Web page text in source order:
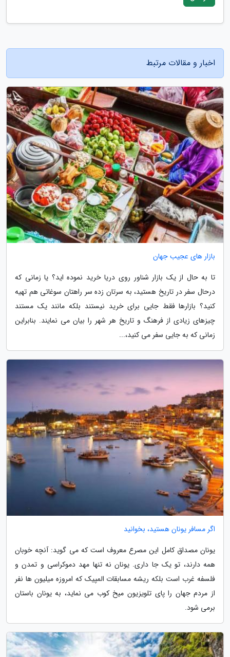
اخبار و مقالات مرتبط
بازار های عجیب جهان
تا به حال از یک بازار شناور روی دریا خرید نموده اید؟ یا زمانی که
درحال سفر در تاریخ هستید، به سرتان زده سر راهتان سوغاتی هم تهیه
کنید؟ بازارها فقط جایی برای خرید نیستند بلکه مانند یک مستند
چیزهای زیادی از فرهنگ و تاریخ هر شهر را بیان می نمایند. بنابراین
زمانی که به جایی سفر می کنید،...
اگر مسافر یونان هستید، بخوانید
یونان مصداق کامل این مصرع معروف است که می گوید: آنچه خوبان
همه دارند، تو یک جا داری. یونان نه تنها مهد دموکراسی و تمدن و
فلسفه غرب است بلکه ریشه مسابقات المپیک که امروزه میلیون ها نفر
از مردم جهان را پای تلویزیون میخ کوب می نماید، به یونان باستان
برمی شود.